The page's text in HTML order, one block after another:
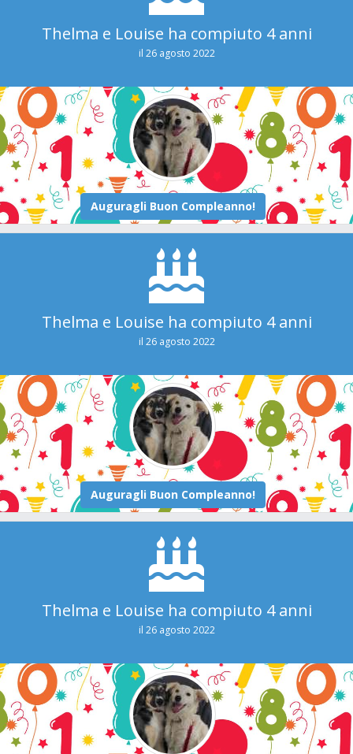
Thelma e Louise ha compiuto 4 anni
il 26 agosto 2022
Thelma e Louise ha compiuto 4 anni
il 26 agosto 2022
Thelma e Louise ha compiuto 4 anni
il 26 agosto 2022